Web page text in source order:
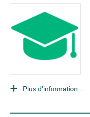
Plus d'information...